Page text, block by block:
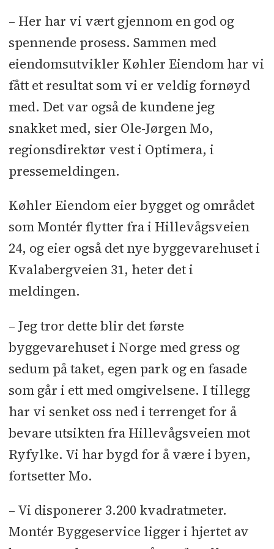
– Her har vi vært gjennom en god og
spennende prosess. Sammen med
eiendomsutvikler Køhler Eiendom har vi
fått et resultat som vi er veldig fornøyd
med. Det var også de kundene jeg
snakket med, sier Ole-Jørgen Mo,
regionsdirektør vest i Optimera, i
pressemeldingen.
Køhler Eiendom eier bygget og området
som Montér flytter fra i Hillevågsveien
24, og eier også det nye byggevarehuset i
Kvalabergveien 31, heter det i
meldingen.
– Jeg tror dette blir det første
byggevarehuset i Norge med gress og
sedum på taket, egen park og en fasade
som går i ett med omgivelsene. I tillegg
har vi senket oss ned i terrenget for å
bevare utsikten fra Hillevågsveien mot
Ryfylke. Vi har bygd for å være i byen,
fortsetter Mo.
– Vi disponerer 3.200 kvadratmeter.
Montér Byggeservice ligger i hjertet av